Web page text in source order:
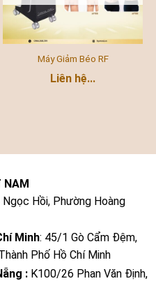
Máy Giảm Béo RF
Liên hệ...
NAM
Hồi, Phường Hoàng
Minh: 45/1 Gò Cẩm Đệm,
Phố Hồ Chí Minh
:K100/26 Phan Văn Định,